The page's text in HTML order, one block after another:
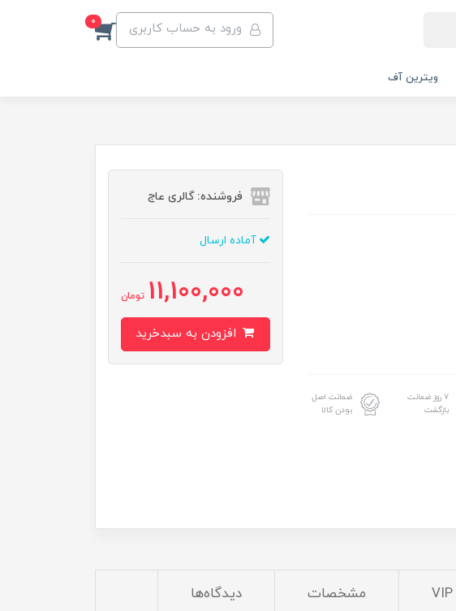
ورود به حساب کاربری 0
ویترین آف
۷ روز ضمانت
بازگشت
ضمانت اصل
بودن کالا
فروشنده: گالری عاج
آماده ارسال
11,100,000 تومان
مشخصات دیدگاه‌ها